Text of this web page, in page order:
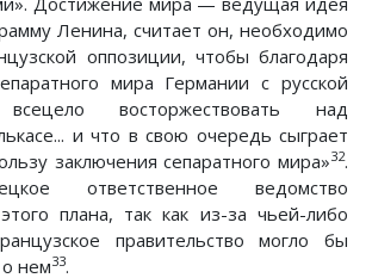
Ленина, считает он, необходимо
оппозиции, чтобы благодаря
мира Германии с русской
восторжествовать над
и что в свою очередь сыграет
заключения сепаратного мира»32.
ответственное ведомство
плана, так как из-за чьей-либо
правительство могло бы
нем33.